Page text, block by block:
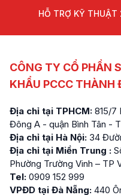
HỖ TRỢ KỸ
CÔNG TY CỔ PHẦN
KHẨU PCCC THÀNH
Địa chỉ tại TPHCM: 815/7
Đông A - quận Bình Tân -
Địa chỉ tại Hà Nội: 34
Địa chỉ tại Miền Trung :
Phường Trường Vinh – TP
Tel: 0909 152 999
VPĐD tại Đà Nẵng: 440